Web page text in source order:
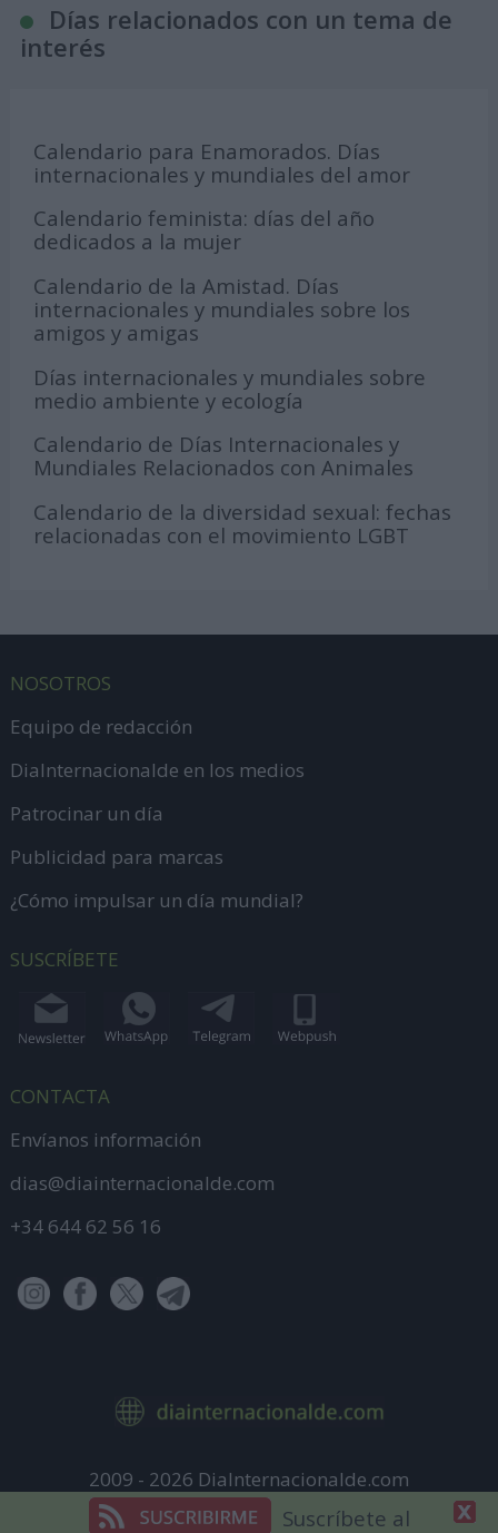
Días relacionados con un tema de
interés
Calendario para Enamorados. Días
internacionales y mundiales del amor
Calendario feminista: días del año
dedicados a la mujer
Calendario de la Amistad. Días
internacionales y mundiales sobre los
amigos y amigas
Días internacionales y mundiales sobre
medio ambiente y ecología
Calendario de Días Internacionales y
Mundiales Relacionados con Animales
Calendario de la diversidad sexual: fechas
relacionadas con el movimiento LGBT
NOSOTROS
Equipo de redacción
DiaInternacionalde en los medios
Patrocinar un día
Publicidad para marcas
¿Cómo impulsar un día mundial?
SUSCRÍBETE
CONTACTA
Envíanos información
dias@diainternacionalde.com
+34 644 62 56 16
2009 - 2026 DiaInternacionalde.com
Aviso LegalSuscríbete al